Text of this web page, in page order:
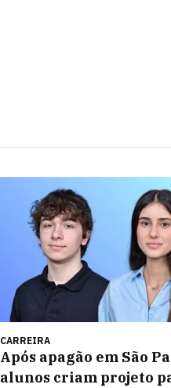
CARREIRA
Após apagão em São
alunos criam projeto